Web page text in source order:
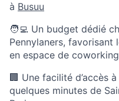
à Busuu
🧑‍💻 Un budget dédié
Pennylaners, favorisant
en espace de coworking
🏢 Une facilité d’accès
quelques minutes de